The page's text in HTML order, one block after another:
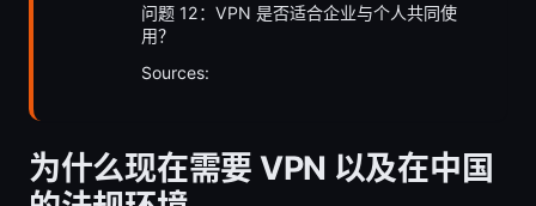
问题 12：VPN 是否适合企业与个人共同使
用？
Sources:
为什么现在需要 VPN 以及在中国